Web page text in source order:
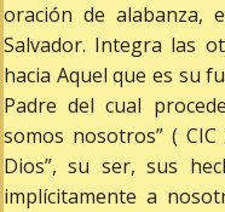
oración de alabanza,
Salvador. Integra las
hacia Aquel que es su
Padre del cual
somos nosotros” (
Dios”, su ser, sus
implícitamente a